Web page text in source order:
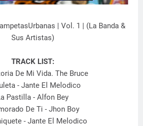
| Vol. 1 | (La Banda &
Sus Artistas)
TRACK LIST:
De Mi Vida. The Bruce
- Jante El Melodico
Pastilla - Alfon Bey
De Ti - Jhon Boy
- Jante El Melodico